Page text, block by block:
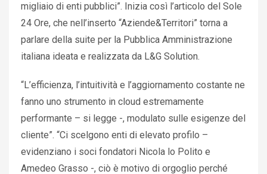
migliaio di enti pubblici”. Inizia così l’articolo del Sole
24 Ore, che nell’inserto “Aziende&Territori” torna a
parlare della suite per la Pubblica Amministrazione
italiana ideata e realizzata da L&G Solution.
“L’efficienza, l’intuitività e l’aggiornamento costante ne
fanno uno strumento in cloud estremamente
performante – si legge -, modulato sulle esigenze del
cliente”. “Ci scelgono enti di elevato profilo –
evidenziano i soci fondatori Nicola lo Polito e
Amedeo Grasso -, ciò è motivo di orgoglio perché